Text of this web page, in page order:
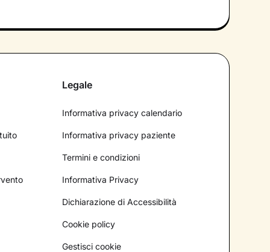
Legale
Informativa privacy calendario
Informativa privacy paziente
Termini e condizioni
Informativa Privacy
Dichiarazione di Accessibilità
Cookie policy
Gestisci cookie